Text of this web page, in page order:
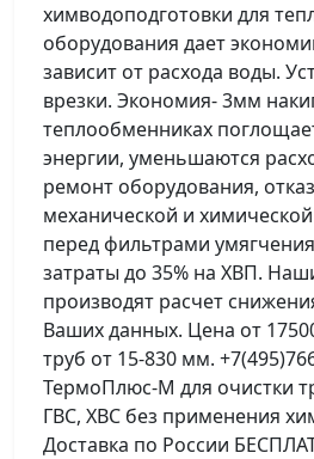
химводоподготовки для
оборудования дает
зависит от расхода воды.
врезки. Экономия- 3мм
теплообменниках
энергии, уменьшаются
ремонт оборудования,
механической и
перед фильтрами
затраты до 35% на ХВП.
производят расчет
Ваших данных. Цена от
труб от 15-830 мм.
ТермоПлюс-М для очистки
ГВС, ХВС без применения
Доставка по России